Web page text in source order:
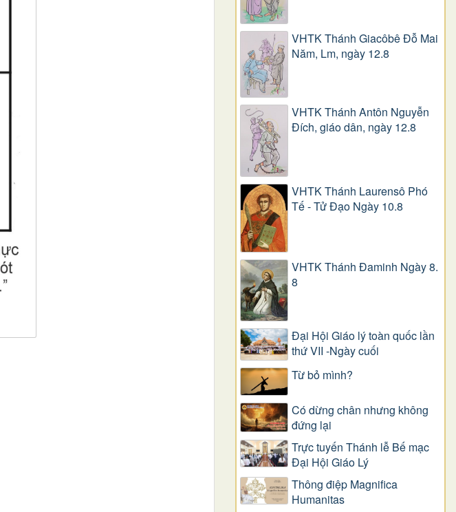
VHTK Thánh Giacôbê Ðỗ Mai
Năm, Lm, ngày 12.8
VHTK Thánh Antôn Nguyễn
Ðích, giáo dân, ngày 12.8
VHTK Thánh Laurensô Phó
Tế - Tử Đạo Ngày 10.8
VHTK Thánh Đaminh Ngày 8.
8
Đại Hội Giáo lý toàn quốc lần
thứ VII -Ngày cuối
Từ bỏ mình?
Có dừng chân nhưng không
đứng lại
Trực tuyến Thánh lễ Bế mạc
Đại Hội Giáo Lý
Thông điệp Magnifica
Humanitas